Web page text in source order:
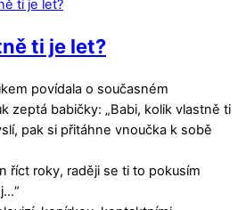
ti je let?
povídala o současném
zeptá babičky: „Babi, kolik vlastně ti
pak si přitáhne vnoučka k sobě
říct roky, raději se ti to pokusím